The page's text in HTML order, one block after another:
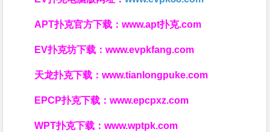
APT扑克官方下载：www.apt扑克.com
EV扑克坊下载：www.evpkfang.com
天龙扑克下载：www.tianlongpuke.com
EPCP扑克下载：www.epcpxz.com
WPT扑克下载：www.wptpk.com